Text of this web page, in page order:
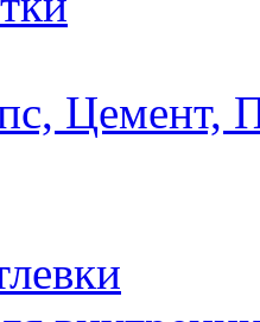
Цемент,